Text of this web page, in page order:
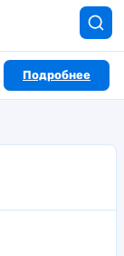
Подробнее